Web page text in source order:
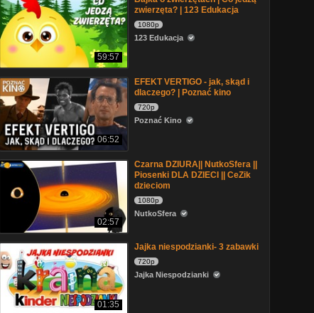
59:57
zwierzęta? | 123 Edukacja
1080p
123 Edukacja
06:52
EFEKT VERTIGO - jak, skąd i
dlaczego? | Poznać kino
720p
Poznać Kino
02:57
Czarna DZIURA|| NutkoSfera ||
Piosenki DLA DZIECI || CeZik
dzieciom
1080p
NutkoSfera
01:35
Jajka niespodzianki- 3 zabawki
720p
Jajka Niespodzianki